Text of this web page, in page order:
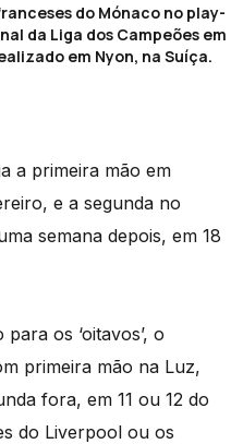
do Mónaco no play-
da Liga dos Campeões em
em Nyon, na Suíça.
a primeira mão em
e a segunda no
semana depois, em 18
os ‘oitavos’, o
primeira mão na Luz,
fora, em 11 ou 12 do
do Liverpool ou os